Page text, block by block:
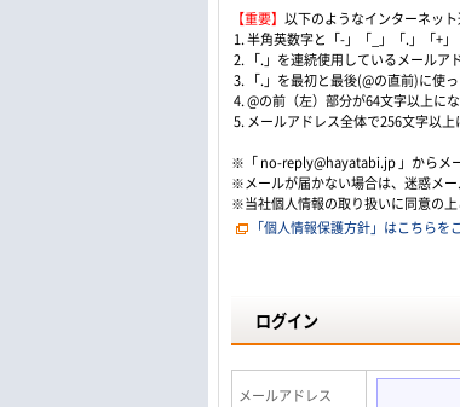
【重要】 以下のようなインターネッ
1. 半角英数字と「-」「_」「.」「+
2. 「.」を連続使用しているメールア
3. 「.」を最初と最後(@の直前)に使
4. @の前（左）部分が64文字以上に
5. メールアドレス全体で256文字以
※「 no-reply@hayatabi.jp 」からメ
※メールが届かない場合は、迷惑メー
※当社個人情報の取り扱いに同意の上
「個人情報保護方針」はこちらを
ログイン
メールアドレス